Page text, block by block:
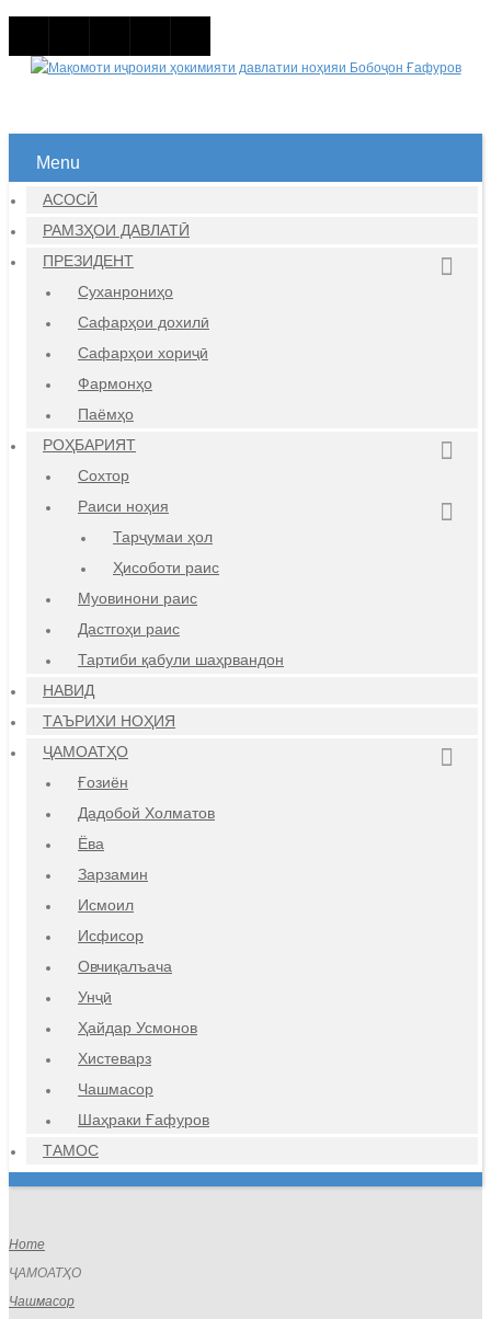
Menu
АСОСӢ
РАМЗҲОИ ДАВЛАТӢ
ПРЕЗИДЕНТ
Суханрониҳо
Сафарҳои дохилӣ
Сафарҳои хориҷӣ
Фармонҳо
Паёмҳо
РОҲБАРИЯТ
Сохтор
Раиси ноҳия
Тарҷумаи ҳол
Ҳисоботи раис
Муовинони раис
Дастгоҳи раис
Тартиби қабули шаҳрвандон
НАВИД
ТАЪРИХИ НОҲИЯ
ҶАМОАТҲО
Ғозиён
Дадобой Холматов
Ёва
Зарзамин
Исмоил
Исфисор
Овчиқалъача
Унҷӣ
Ҳайдар Усмонов
Хистеварз
Чашмасор
Шаҳраки Ғафуров
ТАМОС
Home
ҶАМОАТҲО
Чашмасор